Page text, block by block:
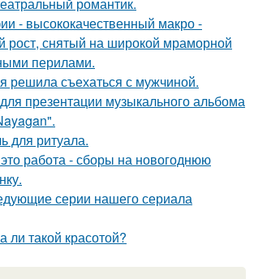
- высококачественный макро -
рост, снятый на широкой мраморной
перилами.
решила съехаться с мужчиной.
презентации музыкального альбома
для ритуала.
работа - сборы на новогоднюю
серии нашего сериала
ли такой красотой?